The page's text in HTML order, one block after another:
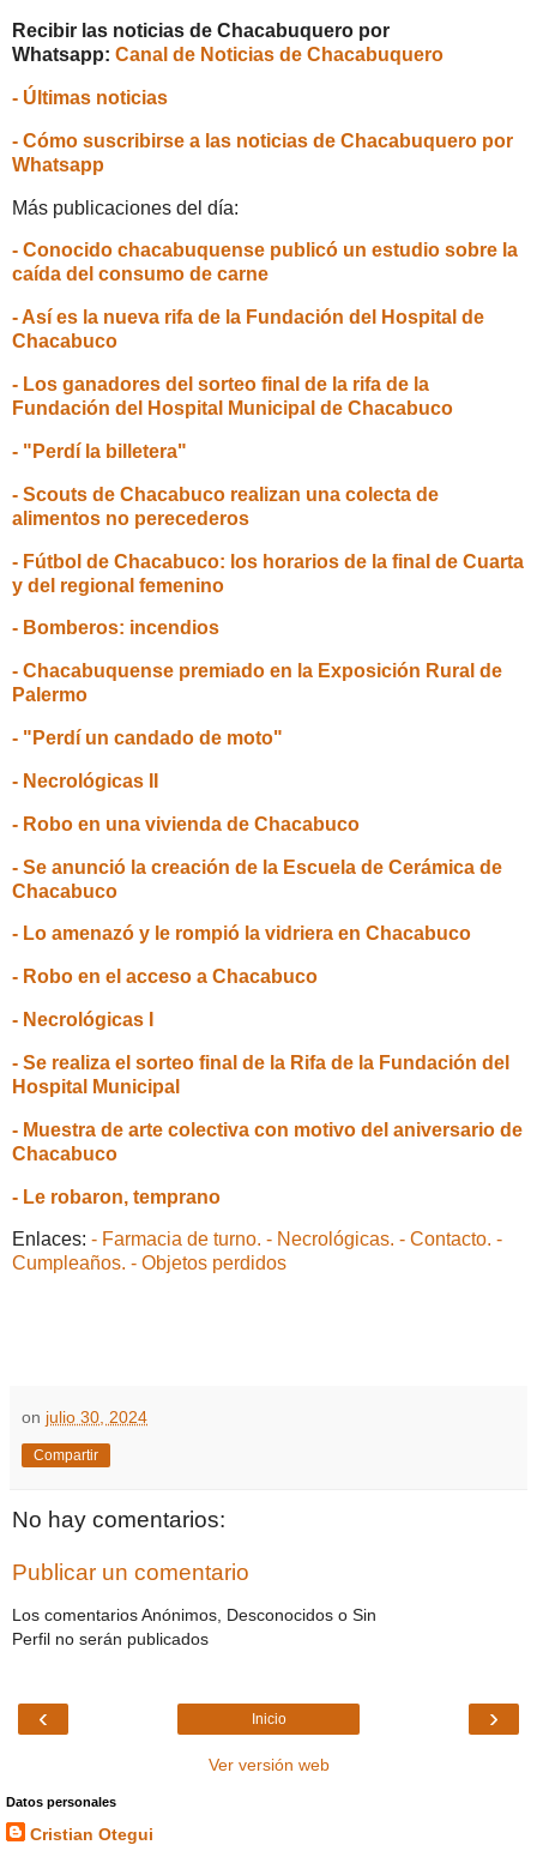
Recibir las noticias de Chacabuquero por
Whatsapp: Canal de Noticias de Chacabuquero
- Últimas noticias
- Cómo suscribirse a las noticias de Chacabuquero por
Whatsapp
Más publicaciones del día:
- Conocido chacabuquense publicó un estudio sobre la
caída del consumo de carne
- Así es la nueva rifa de la Fundación del Hospital de
Chacabuco
- Los ganadores del sorteo final de la rifa de la
Fundación del Hospital Municipal de Chacabuco
- "Perdí la billetera"
- Scouts de Chacabuco realizan una colecta de
alimentos no perecederos
- Fútbol de Chacabuco: los horarios de la final de Cuarta
y del regional femenino
- Bomberos: incendios
- Chacabuquense premiado en la Exposición Rural de
Palermo
- "Perdí un candado de moto"
- Necrológicas II
- Robo en una vivienda de Chacabuco
- Se anunció la creación de la Escuela de Cerámica de
Chacabuco
- Lo amenazó y le rompió la vidriera en Chacabuco
- Robo en el acceso a Chacabuco
- Necrológicas I
- Se realiza el sorteo final de la Rifa de la Fundación del
Hospital Municipal
- Muestra de arte colectiva con motivo del aniversario de
Chacabuco
- Le robaron, temprano
Enlaces: - Farmacia de turno. - Necrológicas. - Contacto. -
Cumpleaños. - Objetos perdidos
on julio 30, 2024
Compartir
No hay comentarios:
Publicar un comentario
Los comentarios Anónimos, Desconocidos o Sin
Perfil no serán publicados
‹ ›
Inicio
Ver versión web
Datos personales
Cristian Otegui